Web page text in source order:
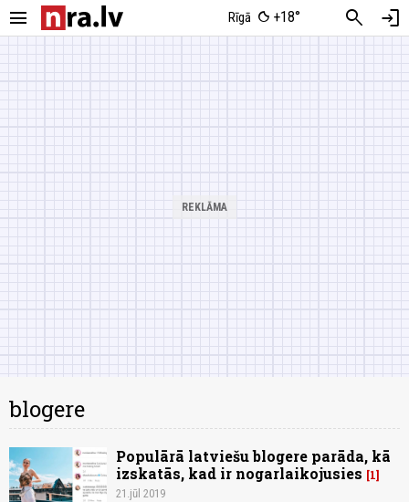
menu Rīgā +18° search login
blogere
Populārā latviešu blogere parāda, kā
izskatās, kad ir nogarlaikojusies
1
21.jūl 2019